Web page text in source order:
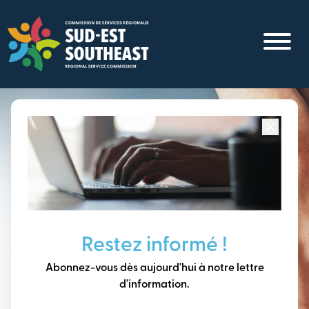
contenu
principal
Restez informé !
Abonnez-vous dès aujourd'hui à notre lettre
d'information.
Concentré sur toutes les communautés du
Nouveau-Brunswick
construire notre avenir